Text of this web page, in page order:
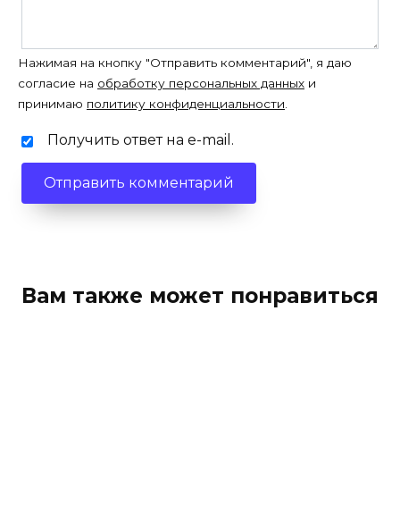
Нажимая на кнопку "Отправить комментарий", я даю
согласие на обработку персональных данных и
принимаю политику конфиденциальности.
Получить ответ на e-mail.
Вам также может понравиться